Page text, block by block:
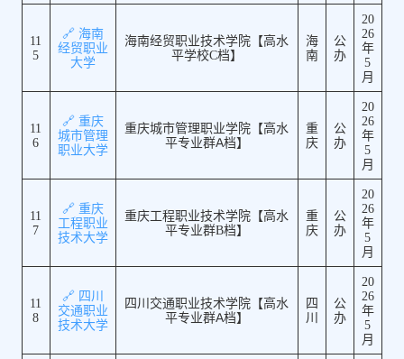
11
5
🔗 海南
经贸职业
大学
海南经贸职业技术学院【高水
平学校C档】
海
南
公
办
20
26
年
5
月
11
6
🔗 重庆
城市管理
职业大学
重庆城市管理职业学院【高水
平专业群A档】
重
庆
公
办
20
26
年
5
月
11
7
🔗 重庆
工程职业
技术大学
重庆工程职业技术学院【高水
平专业群B档】
重
庆
公
办
20
26
年
5
月
11
8
🔗 四川
交通职业
技术大学
四川交通职业技术学院【高水
平专业群A档】
四
川
公
办
20
26
年
5
月